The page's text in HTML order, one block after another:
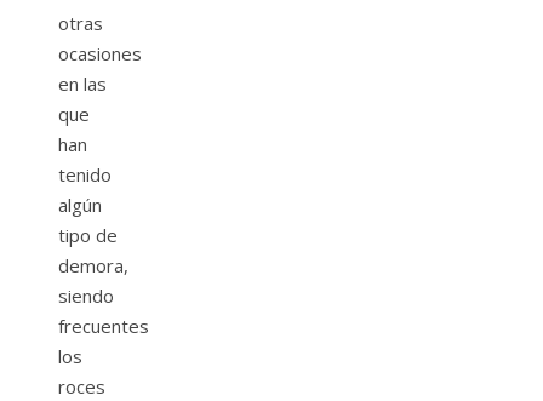
otras
ocasiones
en las
que
han
tenido
algún
tipo de
demora,
siendo
frecuentes
los
roces